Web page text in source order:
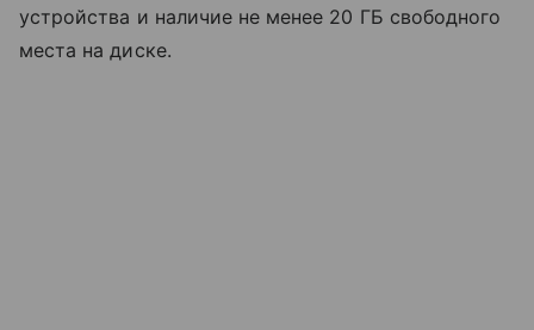
устройства и наличие не менее 20 ГБ свободного
места на диске.